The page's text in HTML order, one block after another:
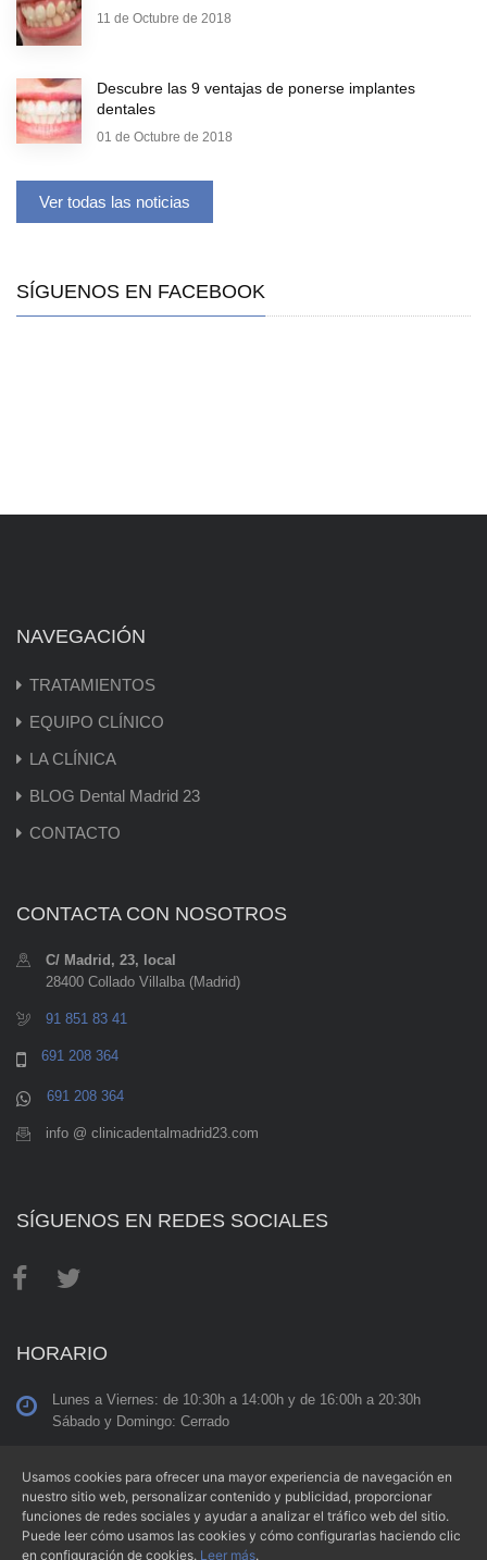
11 de Octubre de 2018
Descubre las 9 ventajas de ponerse implantes
dentales
01 de Octubre de 2018
Ver todas las noticias
SÍGUENOS EN FACEBOOK
NAVEGACIÓN
TRATAMIENTOS
EQUIPO CLÍNICO
LA CLÍNICA
BLOG Dental Madrid 23
CONTACTO
CONTACTA CON NOSOTROS
C/ Madrid, 23, local
28400 Collado Villalba (Madrid)
91 851 83 41
691 208 364
691 208 364
info @ clinicadentalmadrid23.com
SÍGUENOS EN REDES SOCIALES
HORARIO
Lunes a Viernes: de 10:30h a 14:00h y de 16:00h a 20:30h
Sábado y Domingo: Cerrado
Aviso Legal | Condiciones de Uso | Política de Privacidad |
Política de Cookies
Usamos cookies para ofrecer una mayor experiencia de navegación en
nuestro sitio web, personalizar contenido y publicidad, proporcionar
funciones de redes sociales y ayudar a analizar el tráfico web del sitio.
Puede leer cómo usamos las cookies y cómo configurarlas haciendo clic
en configuración de cookies. Leer más.